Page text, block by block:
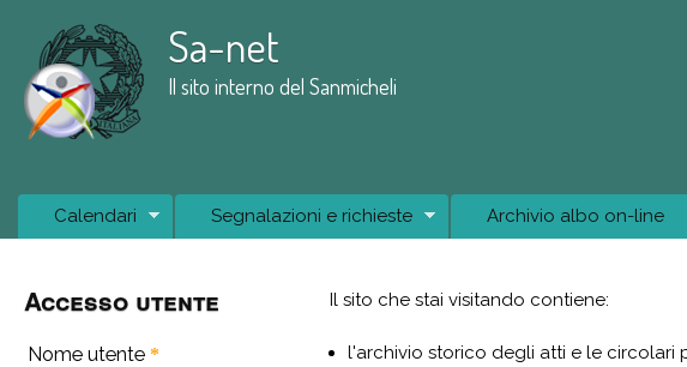
Sa-net
Il sito interno del Sanmicheli
Main Menu
Calendari Segnalazioni e richieste Archivio albo on-line
Il sito che stai visitando contiene:
l'archivio storico degli atti e le circolari
Accesso utente
Nome utente *